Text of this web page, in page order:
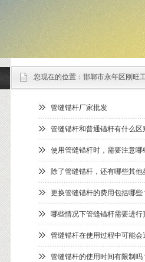
您现在的位置： 邯郸市永年区刚旺
管缝锚杆厂家批发
管缝锚杆和普通锚杆有什么区
使用管缝锚杆时，需要注意哪
除了管缝锚杆，还有哪些其
更换管缝锚杆的费用包括哪些
哪些情况下管缝锚杆需要进行
管缝锚杆在使用过程中可能会
管缝锚杆的使用时间有限制吗